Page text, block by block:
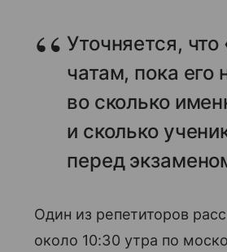
Уточняется,
чатам, пока его
во сколько
и сколько
перед
Один из репетиторов
около 10:30 утра по